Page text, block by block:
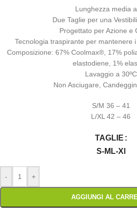
Lunghezza media
Due Taglie per una
Progettato per Azione e
Tecnologia traspirante per mantenere
Composizione: 67% Coolmax®, 17%
elastodiene, 1%
Lavaggio a 30ºC
Non Asciugare,
S/M 36 – 41
L/XL 42 – 46
TAGLIE
S-M L-Xl
- +
AGGIUNGI AL